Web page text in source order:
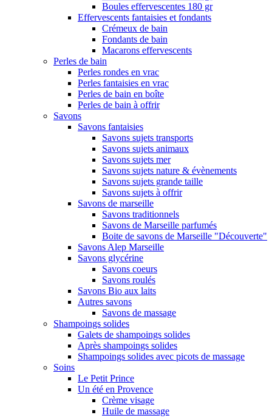
Boules effervescentes 180 gr
Effervescents fantaisies et fondants
Crémeux de bain
Fondants de bain
Macarons effervescents
Perles de bain
Perles rondes en vrac
Perles fantaisies en vrac
Perles de bain en boîte
Perles de bain à offrir
Savons
Savons fantaisies
Savons sujets transports
Savons sujets animaux
Savons sujets mer
Savons sujets nature & évènements
Savons sujets grande taille
Savons sujets à offrir
Savons de marseille
Savons traditionnels
Savons de Marseille parfumés
Boite de savons de Marseille "Découverte"
Savons Alep Marseille
Savons glycérine
Savons coeurs
Savons roulés
Savons Bio aux laits
Autres savons
Savons de massage
Shampoings solides
Galets de shampoings solides
Après shampoings solides
Shampoings solides avec picots de massage
Soins
Le Petit Prince
Un été en Provence
Crème visage
Huile de massage